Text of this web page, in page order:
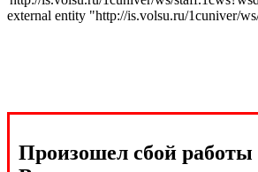
external entity "http://is.volsu.ru/1cuniver/
Произошел сбой